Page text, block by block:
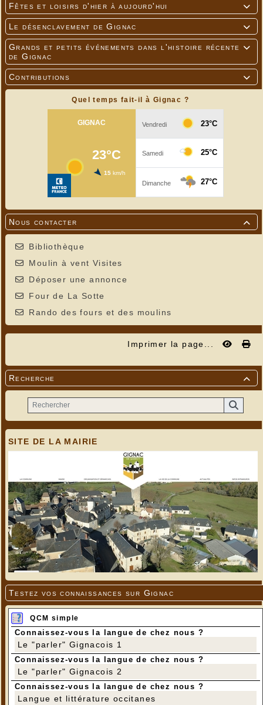

Fêtes et loisirs d'hier à aujourd'hui

Le désenclavement de Gignac

Grands et petits événements dans l'histoire récente
de Gignac

Contributions
Quel temps fait-il à Gignac ?

Nous contacter
Bibliothèque
Moulin à vent Visites
Déposer une annonce
Four de La Sotte
Rando des fours et des moulins
Imprimer la page...

Recherche
SITE DE LA MAIRIE
Testez vos connaissances sur Gignac
QCM simple
Connaissez-vous la langue de chez nous ?
Le "parler" Gignacois 1
Connaissez-vous la langue de chez nous ?
Le "parler" Gignacois 2
Connaissez-vous la langue de chez nous ?
Langue et littérature occitanes